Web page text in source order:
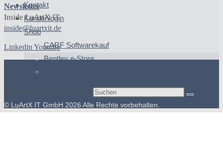
Kontakt
Kundenlogin
Shop
CARF Softwarekauf
Bentley e-Store
Diese Website durchsuchen
Newsletter
Inside LuArtX IT
inside@luartxit.de
Linkedin Youtube
AGB
Impressum
Cookie Policy (EU)
© LuArtX IT GmbH 2026 Alle Rechte vorbehalten.